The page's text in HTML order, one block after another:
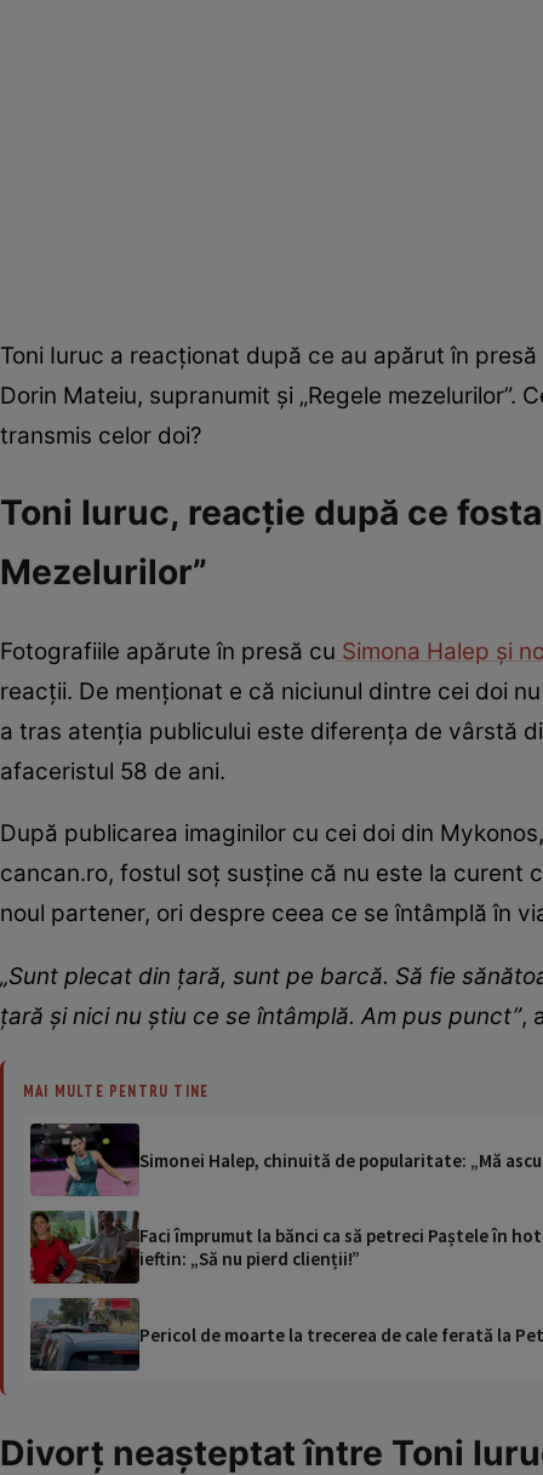
Toni Iuruc a reacționat după ce au apărut în
Dorin Mateiu, supranumit și „Regele
transmis celor doi?
Toni Iuruc, reacție după ce
Mezelurilor”
Fotografiile apărute în presă cu Simona Halep și
reacții. De menționat e că niciunul dintre cei doi
a tras atenția publicului este diferența de vârstă
afaceristul 58 de ani.
După publicarea imaginilor cu cei doi din
cancan.ro, fostul soț susține că nu este la curent
noul partener, ori despre ceea ce se întâmplă în
„Sunt plecat din țară, sunt pe barcă. Să fie
țară și nici nu știu ce se întâmplă. Am pus punct”,
MAI MULTE PENTRU TINE
Simonei Halep, chinuită de popularitate: „Mă
Faci împrumut la bănci ca să petreci Paștele în
ieftin: „Să nu pierd clienții!”
Pericol de moarte la trecerea de cale ferată la
Divorț neașteptat între Toni